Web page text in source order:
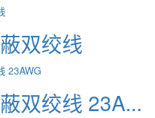
双绞线
双绞线 23A...